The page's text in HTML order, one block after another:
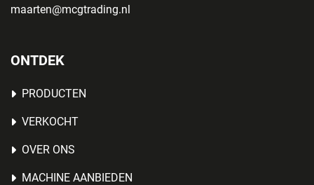
maarten@mcgtrading.nl
ONTDEK
PRODUCTEN
VERKOCHT
OVER ONS
MACHINE AANBIEDEN